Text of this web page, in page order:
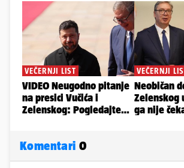
Komentari 0